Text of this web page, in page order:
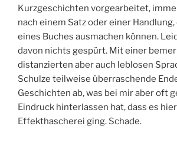
Kurzgeschichten vorgearbeitet,
nach einem Satz oder einer
eines Buches ausmachen können.
davon nichts gespürt. Mit einer
distanzierten aber auch leblosen
Schulze teilweise überraschende
Geschichten ab, was bei mir aber oft
Eindruck hinterlassen hat, dass es
Effekthascherei ging. Schade.